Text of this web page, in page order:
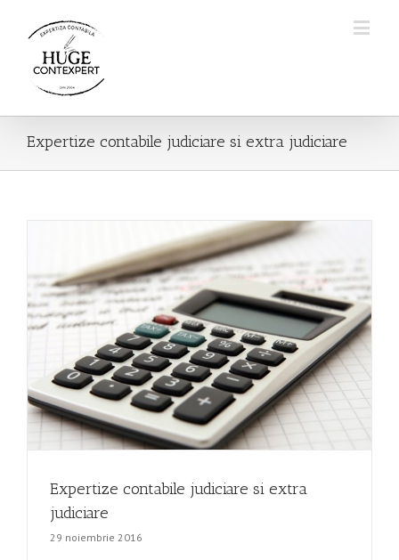
Expertize contabile judiciare si extra judiciare
Expertize contabile judiciare si extra judiciare
Expertize contabile judiciare si extra judiciare Servicii
Expertize contabile judiciare si extra
judiciare
29 noiembrie 2016